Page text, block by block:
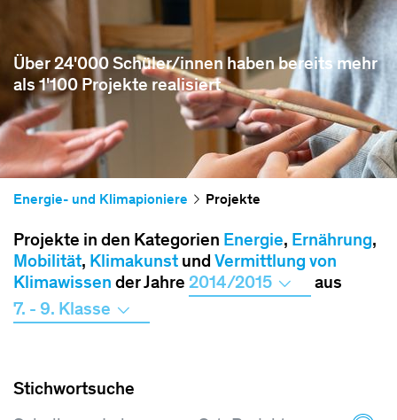
Über 24'000 Schüler/innen haben bereits mehr
als 1'100 Projekte realisiert
Energie- und Klimapioniere Projekte
Projekte in den Kategorien Energie, Ernährung,
Mobilität, Klimakunst und Vermittlung von
Klimawissen der Jahre 2014/2015
aus
7. - 9. Klasse
Stichwortsuche